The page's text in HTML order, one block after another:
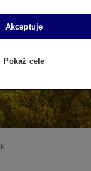
Akceptuję
Pokaż cele